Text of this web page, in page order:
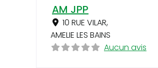
AM JPP
10 RUE VILAR,
AMELIE LES BAINS
Aucun avis